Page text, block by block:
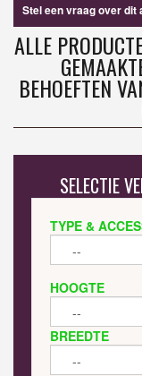
Stel een vraag over dit
ALLE
BEHOEFTEN
SELECTIE
TYPE &
HOOGTE
BREEDTE